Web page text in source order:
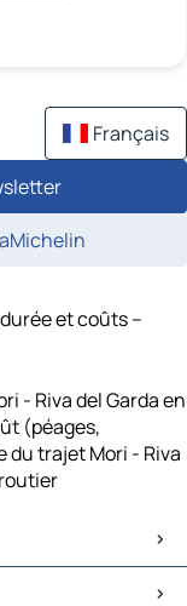
Français
et coûts –
- Riva del Garda en
(péages,
trajet Mori - Riva